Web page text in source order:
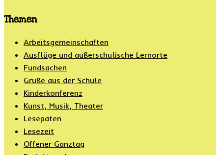
Themen
Arbeitsgemeinschaften
Ausflüge und außerschulische Lernorte
Fundsachen
Grüße aus der Schule
Kinderkonferenz
Kunst, Musik, Theater
Lesepaten
Lesezeit
Offener Ganztag